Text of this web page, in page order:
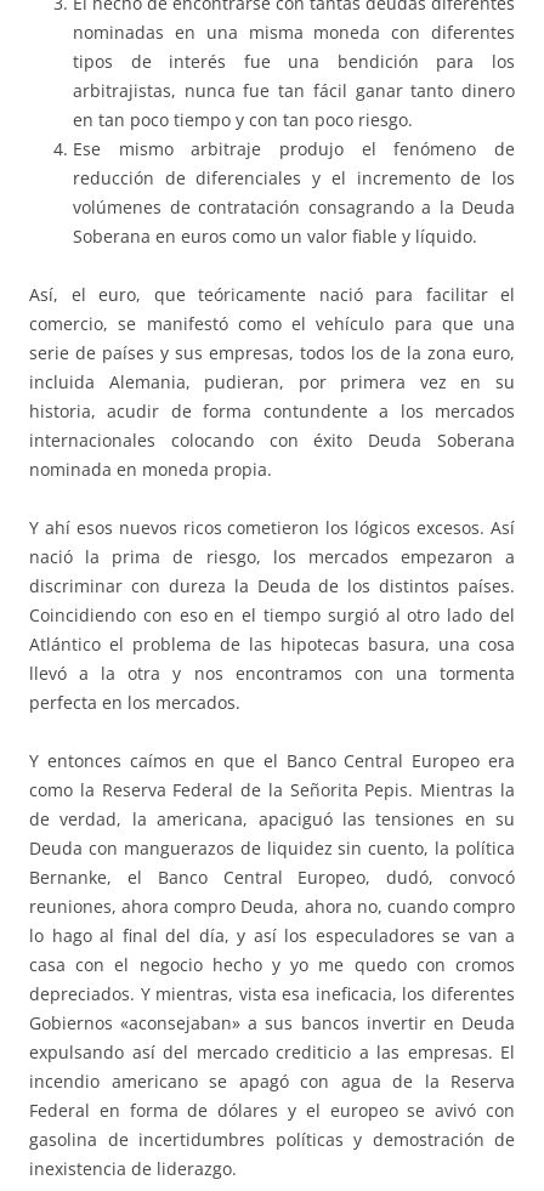
nominadas en una misma moneda con diferentes
tipos de interés fue una bendición para los
arbitrajistas, nunca fue tan fácil ganar tanto dinero
en tan poco tiempo y con tan poco riesgo.
Ese mismo arbitraje produjo el fenómeno de
reducción de diferenciales y el incremento de los
volúmenes de contratación consagrando a la Deuda
Soberana en euros como un valor fiable y líquido.
Así, el euro, que teóricamente nació para facilitar el
comercio, se manifestó como el vehículo para que una
serie de países y sus empresas, todos los de la zona euro,
incluida Alemania, pudieran, por primera vez en su
historia, acudir de forma contundente a los mercados
internacionales colocando con éxito Deuda Soberana
nominada en moneda propia.
Y ahí esos nuevos ricos cometieron los lógicos excesos. Así
nació la prima de riesgo, los mercados empezaron a
discriminar con dureza la Deuda de los distintos países.
Coincidiendo con eso en el tiempo surgió al otro lado del
Atlántico el problema de las hipotecas basura, una cosa
llevó a la otra y nos encontramos con una tormenta
perfecta en los mercados.
Y entonces caímos en que el Banco Central Europeo era
como la Reserva Federal de la Señorita Pepis. Mientras la
de verdad, la americana, apaciguó las tensiones en su
Deuda con manguerazos de liquidez sin cuento, la política
Bernanke, el Banco Central Europeo, dudó, convocó
reuniones, ahora compro Deuda, ahora no, cuando compro
lo hago al final del día, y así los especuladores se van a
casa con el negocio hecho y yo me quedo con cromos
depreciados. Y mientras, vista esa ineficacia, los diferentes
Gobiernos «aconsejaban» a sus bancos invertir en Deuda
expulsando así del mercado crediticio a las empresas. El
incendio americano se apagó con agua de la Reserva
Federal en forma de dólares y el europeo se avivó con
gasolina de incertidumbres políticas y demostración de
inexistencia de liderazgo.